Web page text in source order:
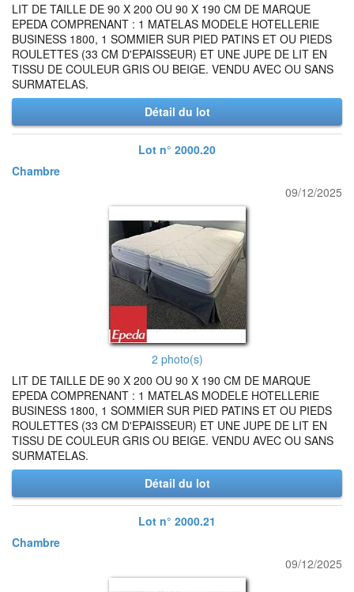
LIT DE TAILLE DE 90 X 200 OU 90 X 190 CM DE MARQUE
EPEDA COMPRENANT : 1 MATELAS MODELE HOTELLERIE
BUSINESS 1800, 1 SOMMIER SUR PIED PATINS ET OU PIEDS
ROULETTES (33 CM D'EPAISSEUR) ET UNE JUPE DE LIT EN
TISSU DE COULEUR GRIS OU BEIGE. VENDU AVEC OU SANS
SURMATELAS.
Détail du lot
Lot n° 2000.20
Chambre
09/12/2025
2 photo(s)
LIT DE TAILLE DE 90 X 200 OU 90 X 190 CM DE MARQUE
EPEDA COMPRENANT : 1 MATELAS MODELE HOTELLERIE
BUSINESS 1800, 1 SOMMIER SUR PIED PATINS ET OU PIEDS
ROULETTES (33 CM D'EPAISSEUR) ET UNE JUPE DE LIT EN
TISSU DE COULEUR GRIS OU BEIGE. VENDU AVEC OU SANS
SURMATELAS.
Détail du lot
Lot n° 2000.21
Chambre
09/12/2025